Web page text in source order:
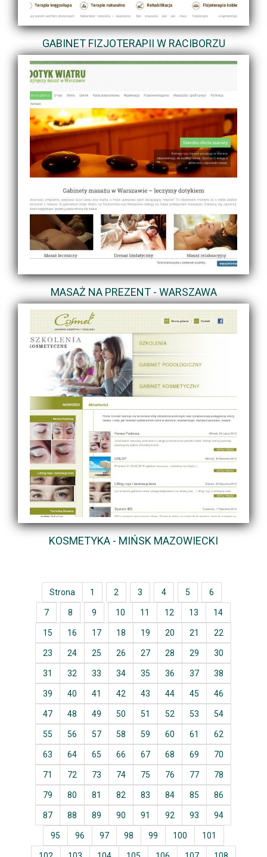
GABINET FIZJOTERAPII W RACIBORZU
MASAŻ NA PREZENT - WARSZAWA
KOSMETYKA - MIŃSK MAZOWIECKI
Strona 1 2 3 4 5 6
7 8 9 10 11 12 13 14
15 16 17 18 19 20 21 22
23 24 25 26 27 28 29 30
31 32 33 34 35 36 37 38
39 40 41 42 43 44 45 46
47 48 49 50 51 52 53 54
55 56 57 58 59 60 61 62
63 64 65 66 67 68 69 70
71 72 73 74 75 76 77 78
79 80 81 82 83 84 85 86
87 88 89 90 91 92 93 94
95 96 97 98 99 100 101